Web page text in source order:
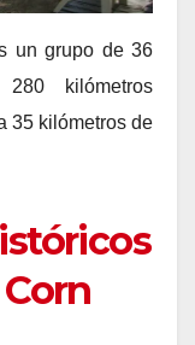
un grupo de 36
kilómetros
35 kilómetros de